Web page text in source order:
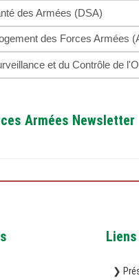
des Armées (DSA)
des Forces Armées
et du Contrôle de
Armées Newsletter
❯